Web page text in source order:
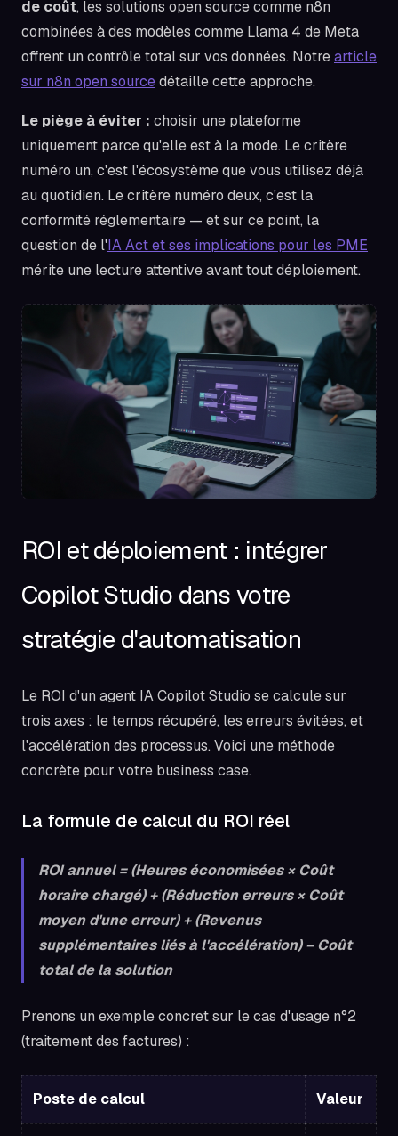
de coût, les solutions open source comme n8n
combinées à des modèles comme Llama 4 de Meta
offrent un contrôle total sur vos données. Notrearticle
sur n8n open sourcedétaille cette approche.
Le piège à éviter : choisir une plateforme
uniquement parce qu'elle est à la mode. Le critère
numéro un, c'est l'écosystème que vous utilisez déjà
au quotidien. Le critère numéro deux, c'est la
conformité réglementaire — et sur ce point, la
question de l'IA Act et ses implications pour les PME
mérite une lecture attentive avant tout déploiement.
ROI et déploiement : intégrer
Copilot Studio dans votre
stratégie d'automatisation
Le ROI d'un agent IA Copilot Studio se calcule sur
trois axes : le temps récupéré, les erreurs évitées, et
l'accélération des processus. Voici une méthode
concrète pour votre business case.
La formule de calcul du ROI réel
ROI annuel = (Heures économisées × Coût
horaire chargé) + (Réduction erreurs × Coût
moyen d'une erreur) + (Revenus
supplémentaires liés à l'accélération) − Coût
total de la solution
Prenons un exemple concret sur le cas d'usage n°2
(traitement des factures) :
Poste de calcul Valeur